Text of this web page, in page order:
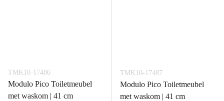
TMK10-17486
Modulo Pico Toiletmeubel
met waskom | 41 cm
TMK10-17487
Modulo Pico Toiletmeubel
met waskom | 41 cm